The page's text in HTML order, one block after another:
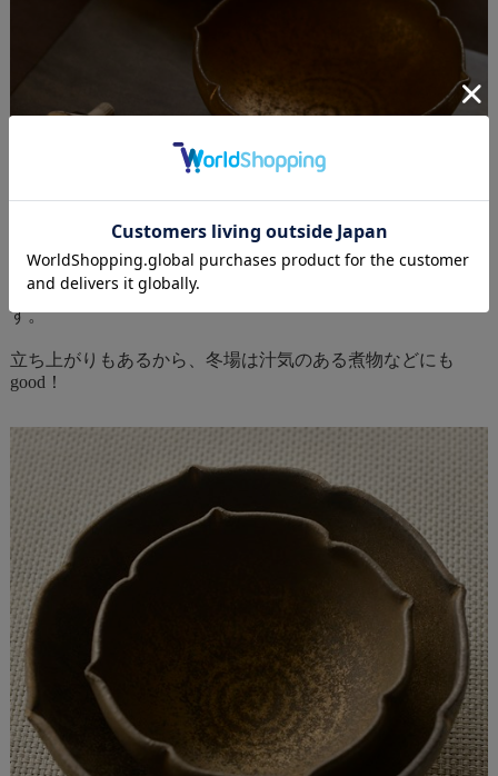
こちらは鉄さび。
和菓子をいくつか入れてお茶と一緒にサーブしたい器で
す。
立ち上がりもあるから、冬場は汁気のある煮物などにも
good！